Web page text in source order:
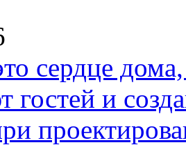
сердце дома,
гостей и